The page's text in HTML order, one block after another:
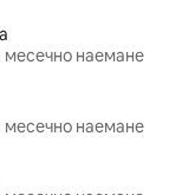
наемане
наемане